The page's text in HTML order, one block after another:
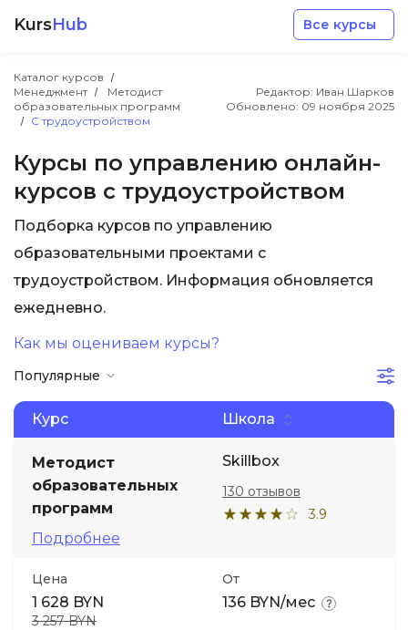
KursHub Все курсы
Каталог курсов
Менеджмент
Методист
образовательных программ
С трудоустройством
Редактор: Иван Шарков
Обновлено: 09 ноября 2025
Курсы по управлению онлайн-
курсов с трудоустройством
Подборка курсов по управлению
образовательными проектами с
трудоустройством. Информация обновляется
ежедневно.
Как мы оцениваем курсы?
Популярные
Курс Школа
Методист
образовательных
программ
Подробнее
Skillbox
3.9
130 отзывов
Цена
1 628 BYN
3 257 BYN
От
136 BYN/мес
Разработка
Маркетинг
Аналитика
Менеджмент
Иностранные языки
Soft Skills
Детям